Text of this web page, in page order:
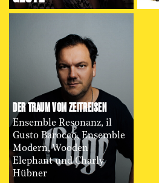
DER TRAUM VOM ZEITREISEN
Ensemble Resonanz, il
Gusto Barocco, Ensemble
Modern, Wooden
Elephant und Charly
Hübner